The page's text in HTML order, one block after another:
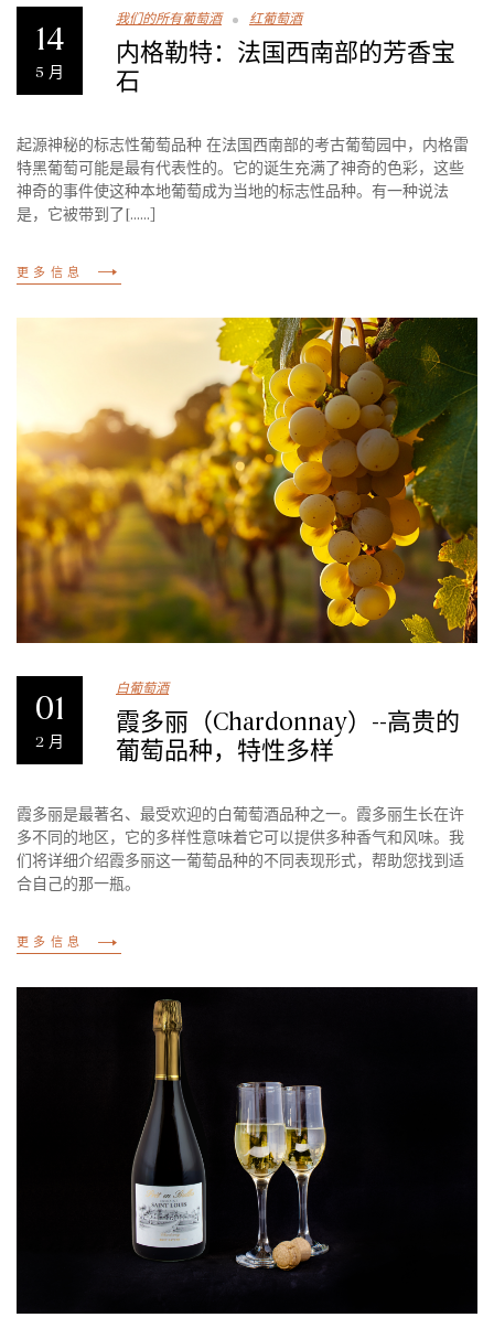
14
5 月
我们的所有葡萄酒 红葡萄酒
内格勒特：法国西南部的芳香宝
石
起源神秘的标志性葡萄品种 在法国西南部的考古葡萄园中，内格雷
特黑葡萄可能是最有代表性的。它的诞生充满了神奇的色彩，这些
神奇的事件使这种本地葡萄成为当地的标志性品种。有一种说法
是，它被带到了[......］
更多信息
01
2 月
白葡萄酒
霞多丽（Chardonnay）--高贵的
葡萄品种，特性多样
霞多丽是最著名、最受欢迎的白葡萄酒品种之一。霞多丽生长在许
多不同的地区，它的多样性意味着它可以提供多种香气和风味。我
们将详细介绍霞多丽这一葡萄品种的不同表现形式，帮助您找到适
合自己的那一瓶。
更多信息